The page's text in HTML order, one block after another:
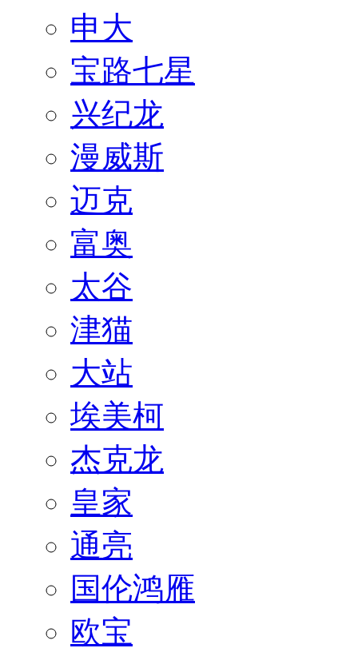
申大
宝路七星
兴纪龙
漫威斯
迈克
富奥
太谷
津猫
大站
埃美柯
杰克龙
皇家
通亮
国伦鸿雁
欧宝